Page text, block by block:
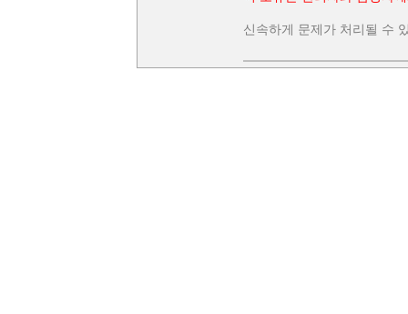
신속하게 문제가 처리될 수